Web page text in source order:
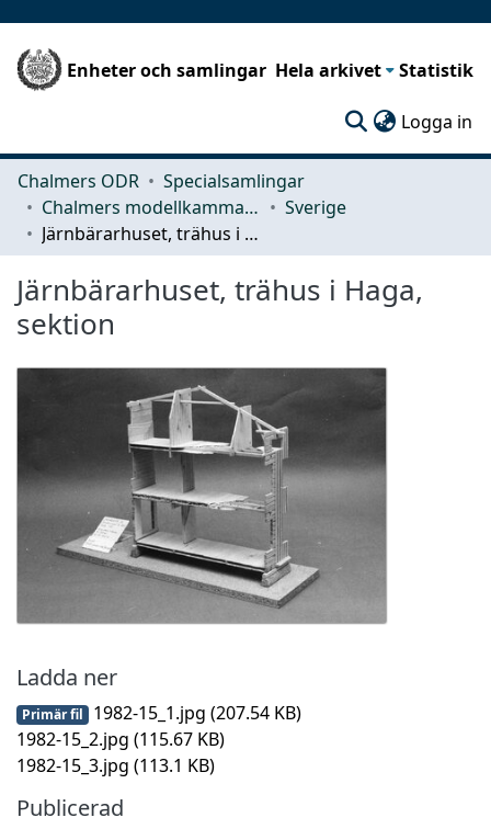
Enheter och samlingar Hela arkivet Statistik
Logga in
Chalmers ODR
Specialsamlingar
Chalmers modellkammare
Sverige
Järnbärarhuset, trähus i Haga, sektion
Järnbärarhuset, trähus i Haga,
sektion
Ladda ner
Primär fil 1982-15_1.jpg (207.54 KB)
1982-15_2.jpg (115.67 KB)
1982-15_3.jpg (113.1 KB)
Publicerad